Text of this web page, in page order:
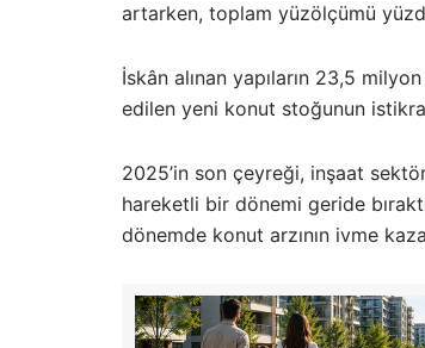
artarken, toplam yüzölçümü
İskân alınan yapıların 23,5
edilen yeni konut stoğunun
2025’in son çeyreği, inşaat
hareketli bir dönemi geride
dönemde konut arzının ivme